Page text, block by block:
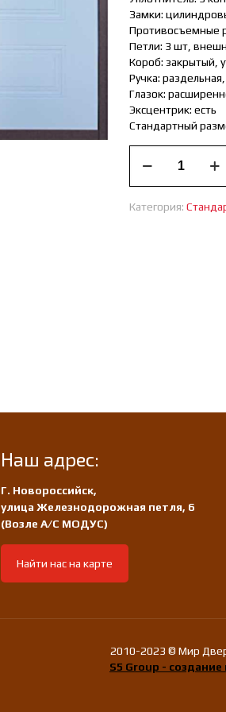
Замки:
Противосъемные
Петли: 3 шт,
Короб: закрытый,
Ручка:
Глазок:
Эксцентрик: есть
Стандартный
товара
ВХОДНАЯ
СТАНДАРТ
Категория:
Наш адрес:
Г. Новороссийск,
улица Железнодорожная петля, 6
(Возле А/С МОДУС)
Найти нас на карте
2010-2023 © Мир
S5 Group -